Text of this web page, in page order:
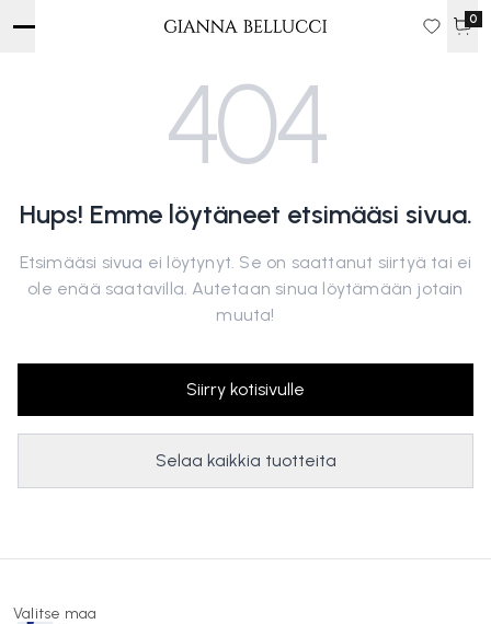
0
404
Hups! Emme löytäneet etsimääsi sivua.
Etsimääsi sivua ei löytynyt. Se on saattanut siirtyä tai ei
ole enää saatavilla. Autetaan sinua löytämään jotain
muuta!
Siirry kotisivulle
Selaa kaikkia tuotteita
Valitse maa